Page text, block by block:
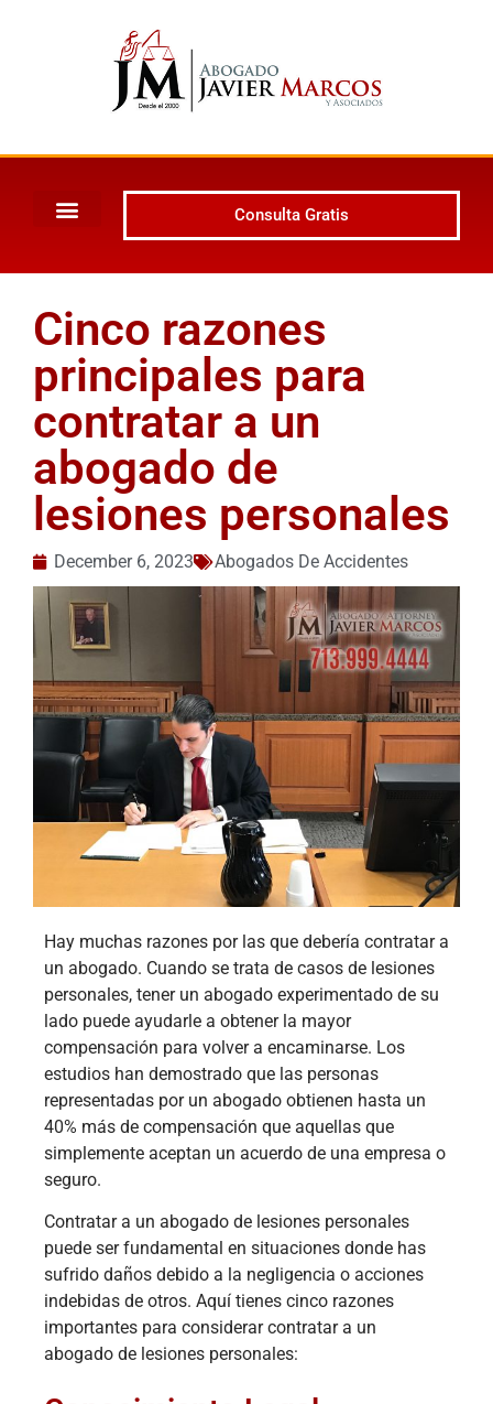
Consulta Gratis
Cinco razones
principales para
contratar a un
abogado de
lesiones personales
December 6, 2023 Abogados De Accidentes
Hay muchas razones por las que debería contratar a
un abogado. Cuando se trata de casos de lesiones
personales, tener un abogado experimentado de su
lado puede ayudarle a obtener la mayor
compensación para volver a encaminarse. Los
estudios han demostrado que las personas
representadas por un abogado obtienen hasta un
40% más de compensación que aquellas que
simplemente aceptan un acuerdo de una empresa o
seguro.
Contratar a un abogado de lesiones personales
puede ser fundamental en situaciones donde has
sufrido daños debido a la negligencia o acciones
indebidas de otros. Aquí tienes cinco razones
importantes para considerar contratar a un
abogado de lesiones personales: